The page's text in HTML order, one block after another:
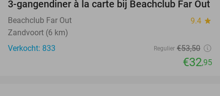
38%
3-gangendiner à la carte bij Beachclub Far Out
Beachclub Far Out 9.4 star
Zandvoort (6 km)
Verkocht: 833
Regulier €53,50
€32,95